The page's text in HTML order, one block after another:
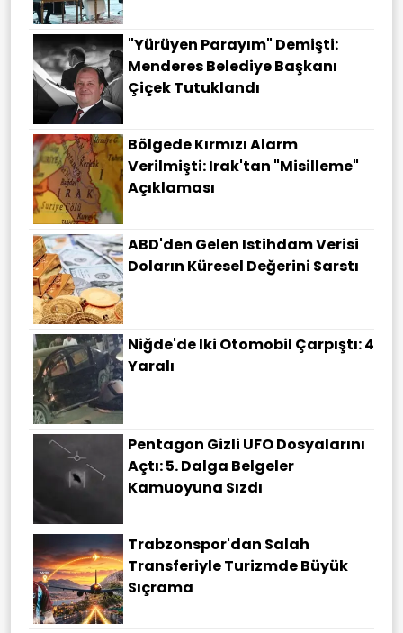
"Yürüyen Parayım" Demişti:
Menderes Belediye Başkanı
Çiçek Tutuklandı
Bölgede Kırmızı Alarm
Verilmişti: Irak'tan "misilleme"
Açıklaması
ABD'den Gelen Istihdam Verisi
Doların Küresel Değerini Sarstı
Niğde'de Iki Otomobil Çarpıştı: 4
Yaralı
Pentagon Gizli UFO Dosyalarını
Açtı: 5. Dalga Belgeler
Kamuoyuna Sızdı
Trabzonspor'dan Salah
Transferiyle Turizmde Büyük
Sıçrama